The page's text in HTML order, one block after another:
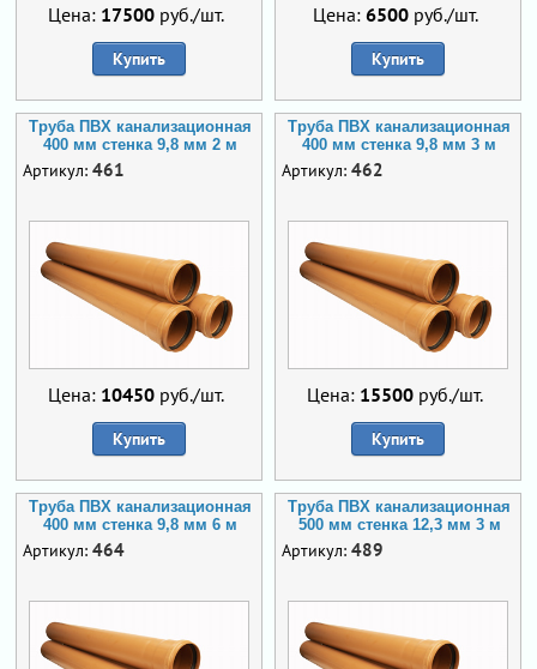
Цена: 17500 руб./шт.
Купить
Цена: 6500руб./шт.
Купить
Труба ПВХ канализационная
400 мм стенка 9,8 мм 2 м
Артикул: 461
Цена: 10450 руб./шт.
Купить
Труба ПВХ канализационная
400 мм стенка 9,8 мм 3 м
Артикул: 462
Цена: 15500 руб./шт.
Купить
Труба ПВХ канализационная
400 мм стенка 9,8 мм 6 м
Артикул: 464
Труба ПВХ канализационная
500 мм стенка 12,3 мм 3 м
Артикул: 489